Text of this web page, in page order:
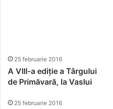
25 februarie 2016
A VIII-a ediție a Târgului
de Primăvară, la Vaslui
25 februarie 2016